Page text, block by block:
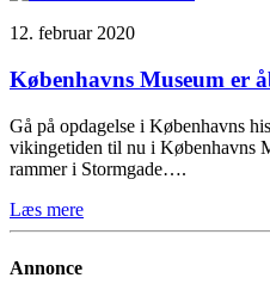
12. februar 2020
Københavns Museum er
Gå på opdagelse i Københavns
vikingetiden til nu i Københavns
rammer i Stormgade….
Læs mere
Annonce